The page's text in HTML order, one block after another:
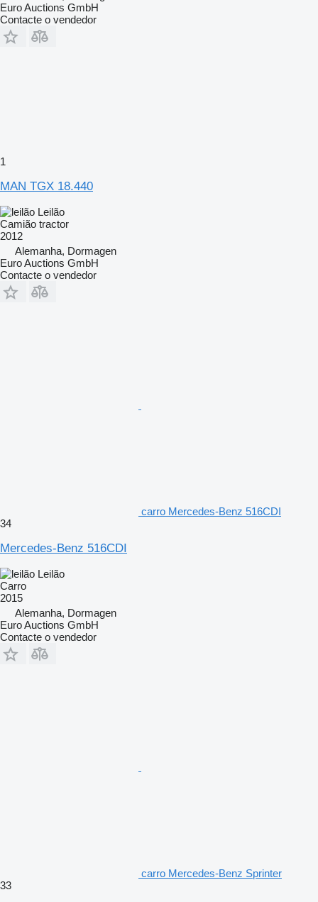
Euro Auctions GmbH
Contacte o vendedor
1
MAN TGX 18.440
Leilão
Camião tractor
2012
Alemanha, Dormagen
Euro Auctions GmbH
Contacte o vendedor
carro Mercedes-Benz 516CDI
34
Mercedes-Benz 516CDI
Leilão
Carro
2015
Alemanha, Dormagen
Euro Auctions GmbH
Contacte o vendedor
carro Mercedes-Benz Sprinter
33